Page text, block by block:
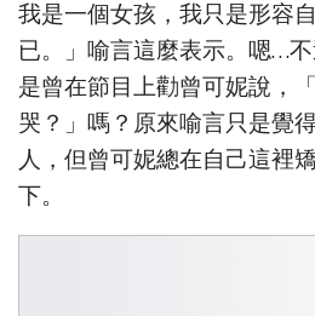
我是一個女孩，我只是形容
已。」喻言這麼表示。嗯…
是曾在節目上勸曾可妮說，
哭？」嗎？原來喻言只是覺
人，但曾可妮總在自己這裡
下。